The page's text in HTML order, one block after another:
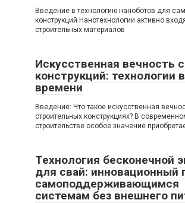
Введение в технологию наноботов для
конструкций Нанотехнологии активно
строительных материалов
Искусственная вечность
конструкций: технологии
времени
Введение: Что такое искусственная
строительных конструкциях? В
строительстве особое значение
Технология бесконечной
для свай: инновационный
самоподдерживающимся
системам без внешнего